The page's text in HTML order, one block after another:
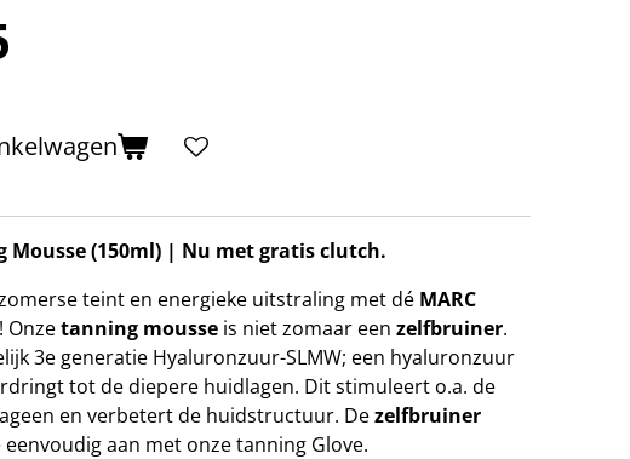
Mousse (150ml) | Nu met gratis clutch.
teint en energieke uitstraling met dé MARC
Onzetanning mousse is niet zomaar een zelfbruiner.
3e generatie Hyaluronzuur-SLMW; een hyaluronzuur
tot de diepere huidlagen. Dit stimuleert o.a. de
en verbetert de huidstructuur. Dezelfbruiner
eenvoudig aan met onze tanning Glove.